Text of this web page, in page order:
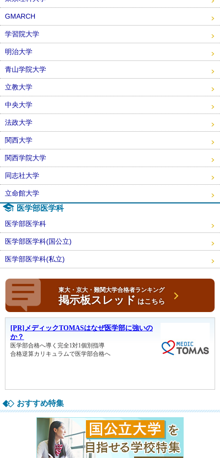
GMARCH
学習院大学
明治大学
青山学院大学
立教大学
中央大学
法政大学
関西大学
関西学院大学
同志社大学
立命館大学
医学部医学科
医学部医学科
医学部医学科(国公立)
医学部医学科(私立)
東大・京大・難関大学合格者ランキング
掲示板スレッド はこちら
おすすめ特集